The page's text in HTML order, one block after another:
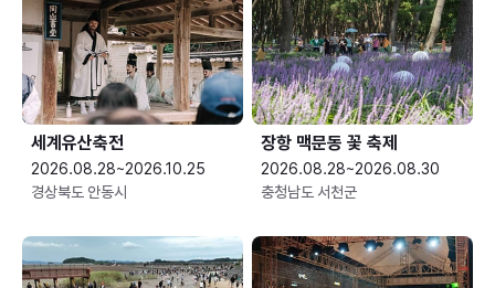
세계유산축전
2026.08.28~2026.10.25
경상북도 안동시
장항 맥문동 꽃 축제
2026.08.28~2026.08.30
충청남도 서천군